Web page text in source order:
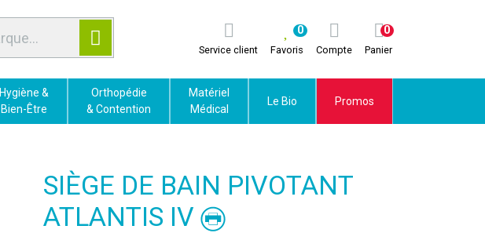
Service client Favoris
0
Compte Panier
0
Hygiène &
Bien-Être
Orthopédie
& Contention
Matériel
Médical
Le Bio Promos
SIÈGE DE BAIN PIVOTANT
ATLANTIS IV